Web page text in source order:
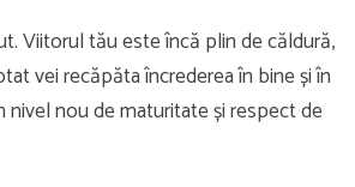
Viitorul tău este încă plin de căldură,
vei recăpăta încrederea în bine și în
nivel nou de maturitate și respect de